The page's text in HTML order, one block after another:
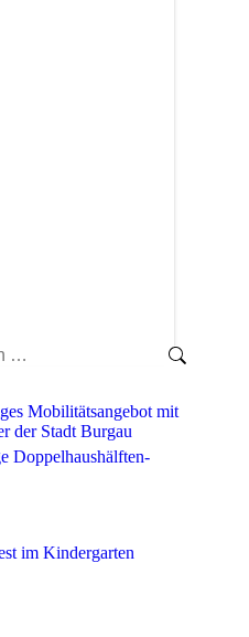
Mobilitätsangebot mit
der Stadt Burgau
Doppelhaushälften-
im Kindergarten